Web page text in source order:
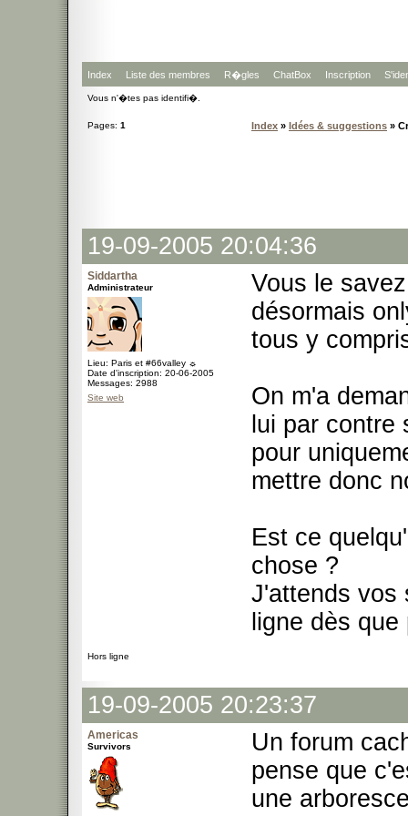
Index Liste des membres R�gles ChatBox Inscription
Vous n'�tes pas identifi�.
Pages: 1 Index » Idées & suggestions »
19-09-2005 20:04:36
Siddartha
Administrateur
Lieu: Paris et #66valley ☼
Date d'inscription: 20-06-2005
Messages: 2988
Site web
Vous le
désormais
tous y
On m'a
lui par
pour
mettre donc
Est ce
chose ?
J'attends vos
ligne dès
Hors ligne
19-09-2005 20:23:37
Americas
Survivors
Un forum
pense que
une